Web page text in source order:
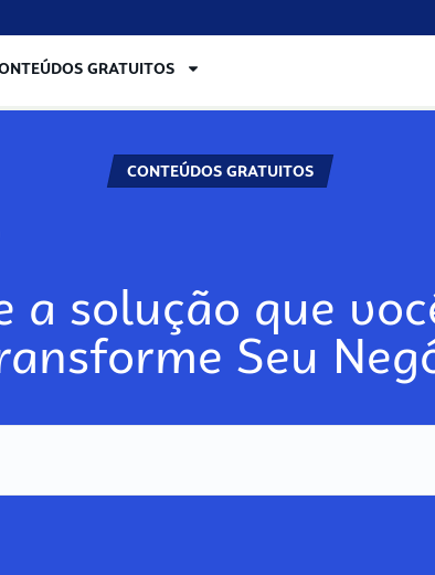
GRATUITOS
CONTEÚDOS GRATUITOS
a solução que
Seu